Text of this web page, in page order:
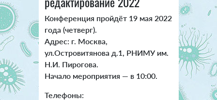
Конференция пройдёт 19 мая 2022
года (четверг).
Адрес: г. Москва,
ул.Островитянова д.1, РНИМУ им.
Н.И. Пирогова.
Начало мероприятия — в 10:00.
Телефоны: